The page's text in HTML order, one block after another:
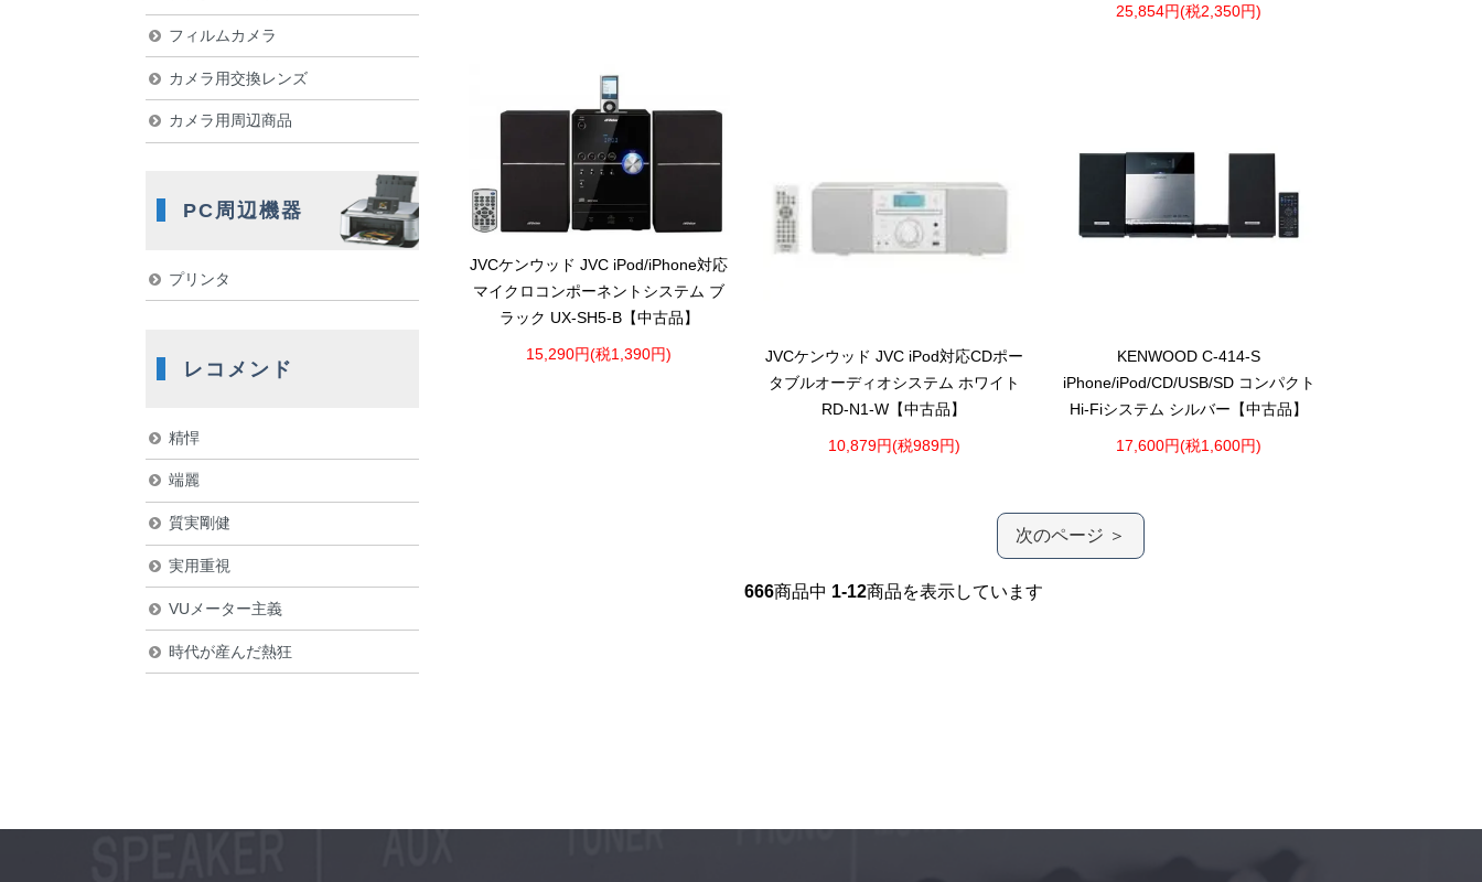
25,854円(税2,350円)
JVCケンウッド JVC iPod/iPhone対応
マイクロコンポーネントシステム ブ
ラック UX-SH5-B【中古品】
15,290円(税1,390円)
JVCケンウッド JVC iPod対応CDポー
タブルオーディオシステム ホワイト
RD-N1-W【中古品】
10,879円(税989円)
KENWOOD C-414-S
iPhone/iPod/CD/USB/SD コンパクト
Hi-Fiシステム シルバー【中古品】
17,600円(税1,600円)
次のページ ＞
666商品中 1-12商品を表示しています
フィルムカメラ
カメラ用交換レンズ
カメラ用周辺商品
PC周辺機器
プリンタ
レコメンド
精悍
端麗
質実剛健
実用重視
VUメーター主義
時代が産んだ熱狂